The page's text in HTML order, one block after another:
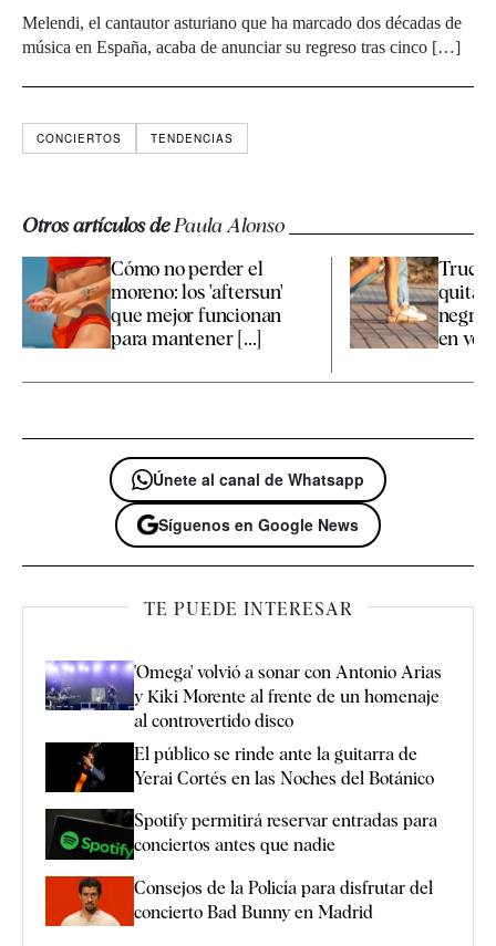
Melendi, el cantautor asturiano que ha marcado dos décadas de
música en España, acaba de anunciar su regreso tras cinco […]
CONCIERTOS TENDENCIAS
Otros artículos dePaula Alonso
Cómo no perder el
moreno: los 'aftersun'
que mejor funcionan
para mantener [...]
quitar
en
Únete al canal de Whatsapp
Síguenos en Google News
TE PUEDE INTERESAR
'Omega' volvió a sonar con Antonio Arias
y Kiki Morente al frente de un homenaje
al controvertido disco
El público se rinde ante la guitarra de
Yerai Cortés en las Noches del Botánico
Spotify permitirá reservar entradas para
conciertos antes que nadie
Consejos de la Policía para disfrutar del
concierto Bad Bunny en Madrid